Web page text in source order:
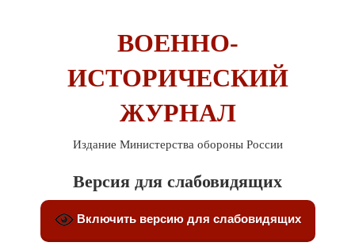
ВОЕННО-
ИСТОРИЧЕСКИЙ
ЖУРНАЛ
Издание Министерства обороны России
Версия для слабовидящих
Включить версию для слабовидящих